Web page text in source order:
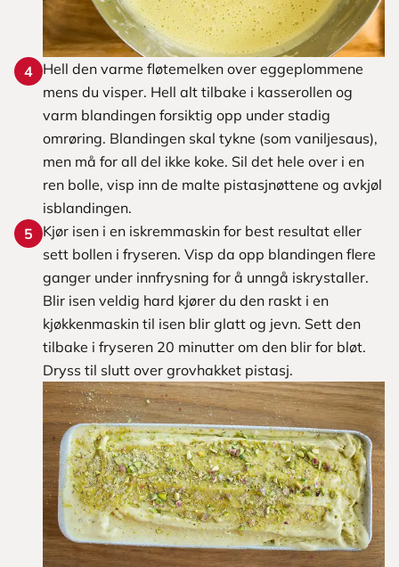
4 Hell den varme fløtemelken over eggeplommene
mens du visper. Hell alt tilbake i kasserollen og
varm blandingen forsiktig opp under stadig
omrøring. Blandingen skal tykne (som vaniljesaus),
men må for all del ikke koke. Sil det hele over i en
ren bolle, visp inn de malte pistasjnøttene og avkjøl
isblandingen.
5
Kjør isen i en iskremmaskin for best resultat eller
sett bollen i fryseren. Visp da opp blandingen flere
ganger under innfrysning for å unngå iskrystaller.
Blir isen veldig hard kjører du den raskt i en
kjøkkenmaskin til isen blir glatt og jevn. Sett den
tilbake i fryseren 20 minutter om den blir for bløt.
Dryss til slutt over grovhakket pistasj.